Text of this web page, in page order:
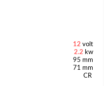
12 volt
2.2 kw
95 mm
71 mm
CR